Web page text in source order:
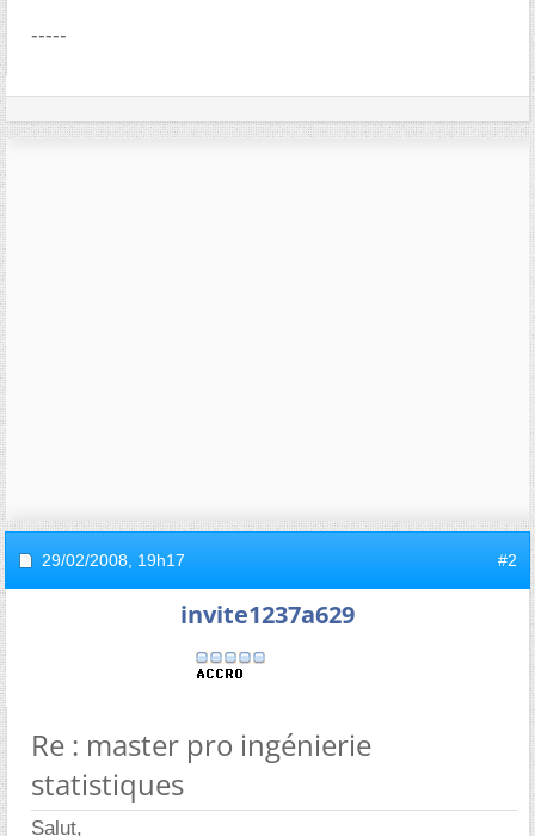
-----
29/02/2008, 19h17 #2
invite1237a629
Re : master pro ingénierie
statistiques
Salut,